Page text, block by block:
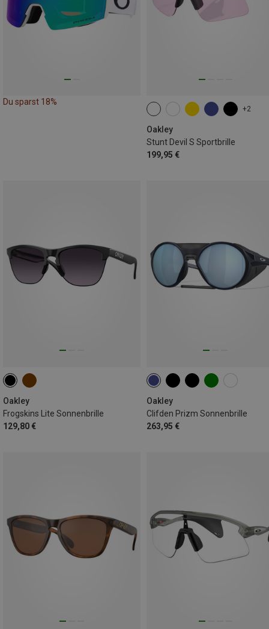
Du sparst 18%
+2
Oakley
Stunt Devil S Sportbrille
199,95 €
Oakley
Frogskins Lite Sonnenbrille
129,80 €
Oakley
Clifden Prizm Sonnenbrille
263,95 €